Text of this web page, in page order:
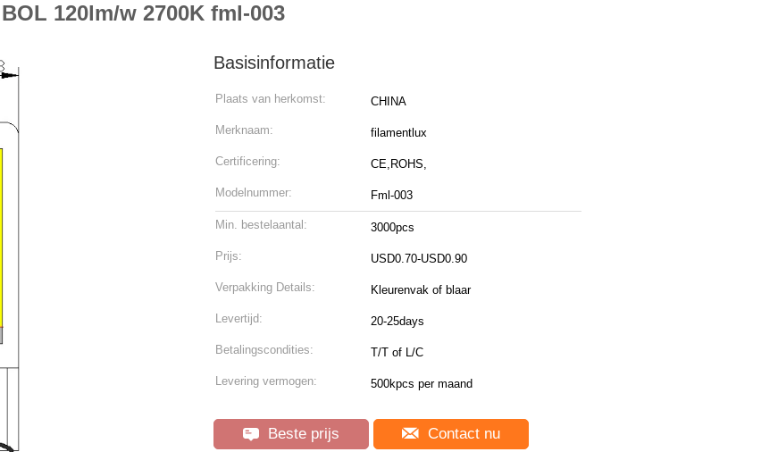
120lm/w 2700K fml-003
Basisinformatie
Plaats van herkomst: CHINA
Merknaam: filamentlux
Certificering: CE,ROHS,
Modelnummer: Fml-003
Min. bestelaantal: 3000pcs
Prijs: USD0.70-USD0.90
Verpakking Details: Kleurenvak of blaar
Levertijd: 20-25days
Betalingscondities: T/T of L/C
Levering vermogen: 500kpcs per maand
Beste prijs Contact nu